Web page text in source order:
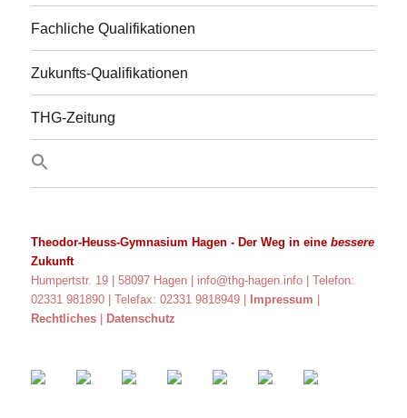
Fachliche Qualifikationen
Zukunfts-Qualifikationen
THG-Zeitung
Theodor-Heuss-Gymnasium Hagen - Der Weg in einebessere
Zukunft
Humpertstr. 19 | 58097 Hagen | info@thg-hagen.info
| Telefon:
02331 981890 | Telefax: 02331 9818949 |
Impressum
Rechtliches
Datenschutz